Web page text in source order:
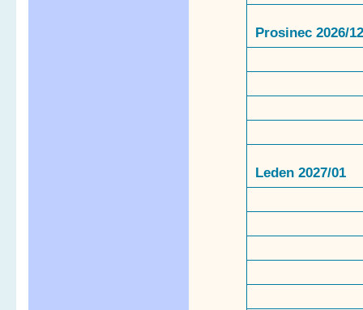
Prosinec 2026/12
Leden 2027/01